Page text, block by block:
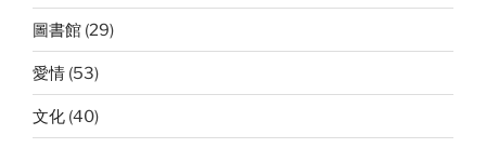
圖書館 (29)
愛情 (53)
文化 (40)